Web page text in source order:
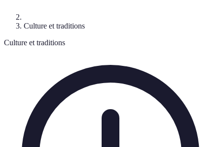
Culture et traditions
Culture et traditions